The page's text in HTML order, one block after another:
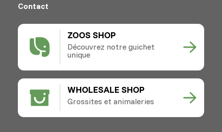
ZOOS SHOP
Découvrez notre guichet
unique
WHOLESALE SHOP
Grossites et animaleries
Contact